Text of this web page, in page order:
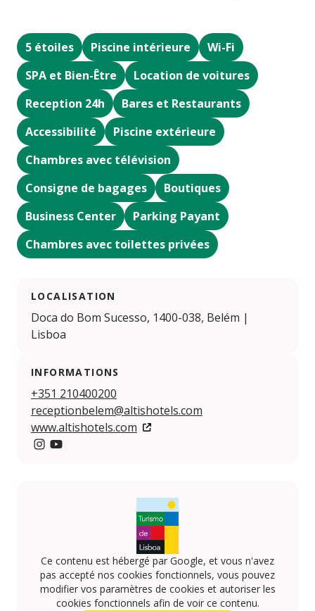
5 étoiles Piscine intérieure
Wi-Fi
SPA et Bien-Être
Location de voitures
Reception 24h
Bares et Restaurants
Accessibilité
Piscine extérieure
Chambres avec télévision
Consigne de bagages
Boutiques
Business Center
Parking Payant
Chambres avec toilettes privées
LOCALISATION
Doca do Bom Sucesso, 1400-038, Belém |
Lisboa
INFORMATIONS
+351 210400200
receptionbelem@altishotels.com
www.altishotels.com
Ce contenu est hébergé par Google, et vous n'avez
pas accepté nos cookies fonctionnels, vous pouvez
modifier vos paramètres de cookies et autoriser les
cookies fonctionnels afin de voir ce contenu.